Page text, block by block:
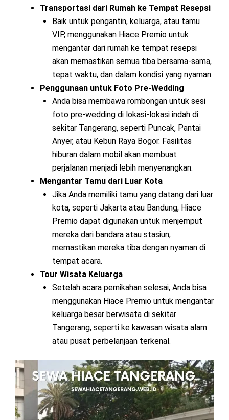
Transportasi dari Rumah ke Tempat Resepsi
Baik untuk pengantin, keluarga, atau tamu
VIP, menggunakan Hiace Premio untuk
mengantar dari rumah ke tempat resepsi
akan memastikan semua tiba bersama-sama,
tepat waktu, dan dalam kondisi yang nyaman.
Penggunaan untuk Foto Pre-Wedding
Anda bisa membawa rombongan untuk sesi
foto pre-wedding di lokasi-lokasi indah di
sekitar Tangerang, seperti Puncak, Pantai
Anyer, atau Kebun Raya Bogor. Fasilitas
hiburan dalam mobil akan membuat
perjalanan menjadi lebih menyenangkan.
Mengantar Tamu dari Luar Kota
Jika Anda memiliki tamu yang datang dari luar
kota, seperti Jakarta atau Bandung, Hiace
Premio dapat digunakan untuk menjemput
mereka dari bandara atau stasiun,
memastikan mereka tiba dengan nyaman di
tempat acara.
Tour Wisata Keluarga
Setelah acara pernikahan selesai, Anda bisa
menggunakan Hiace Premio untuk mengantar
keluarga besar berwisata di sekitar
Tangerang, seperti ke kawasan wisata alam
atau pusat perbelanjaan terkenal.